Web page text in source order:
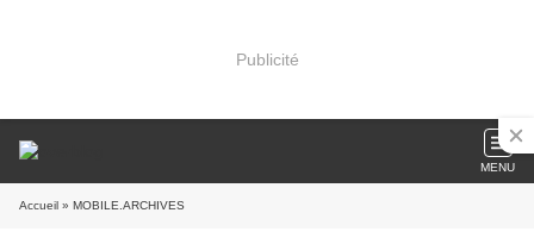
Publicité
MENU
Accueil » MOBILE.ARCHIVES